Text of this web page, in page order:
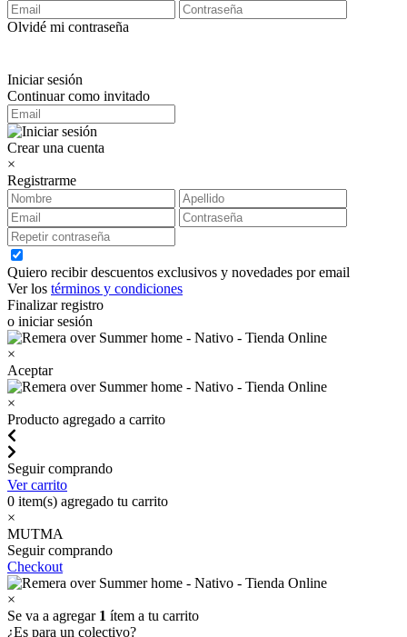
Olvidé mi contraseña
Iniciar sesión
Continuar como invitado
Crear una cuenta
×
Registrarme
Quiero recibir descuentos exclusivos y novedades por email
Ver los términos y condiciones
Finalizar registro
o iniciar sesión
×
Aceptar
×
Producto agregado a carrito
Seguir comprando
Ver carrito
0 item(s) agregado tu carrito
×
MUTMA
Seguir comprando
Checkout
×
Se va a agregar 1 ítem a tu carrito
¿Es para un colectivo?